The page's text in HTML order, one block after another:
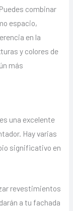
combinar
espacio,
en la
y colores de
más
una excelente
Hay varias
significativo en
revestimientos
a tu fachada